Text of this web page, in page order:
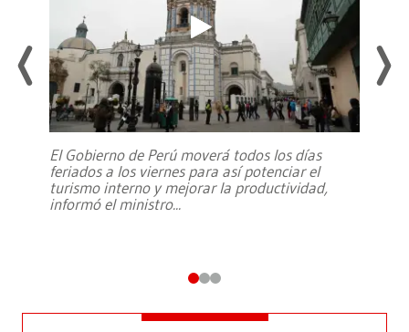
El Gobierno de Perú moverá todos los días
feriados a los viernes para así potenciar el
turismo interno y mejorar la productividad,
informó el ministro...